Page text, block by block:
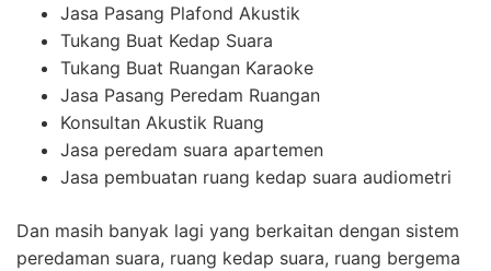
Jasa Pasang Plafond Akustik
Tukang Buat Kedap Suara
Tukang Buat Ruangan Karaoke
Jasa Pasang Peredam Ruangan
Konsultan Akustik Ruang
Jasa peredam suara apartemen
Jasa pembuatan ruang kedap suara audiometri
Dan masih banyak lagi yang berkaitan dengan sistem
peredaman suara, ruang kedap suara, ruang bergema